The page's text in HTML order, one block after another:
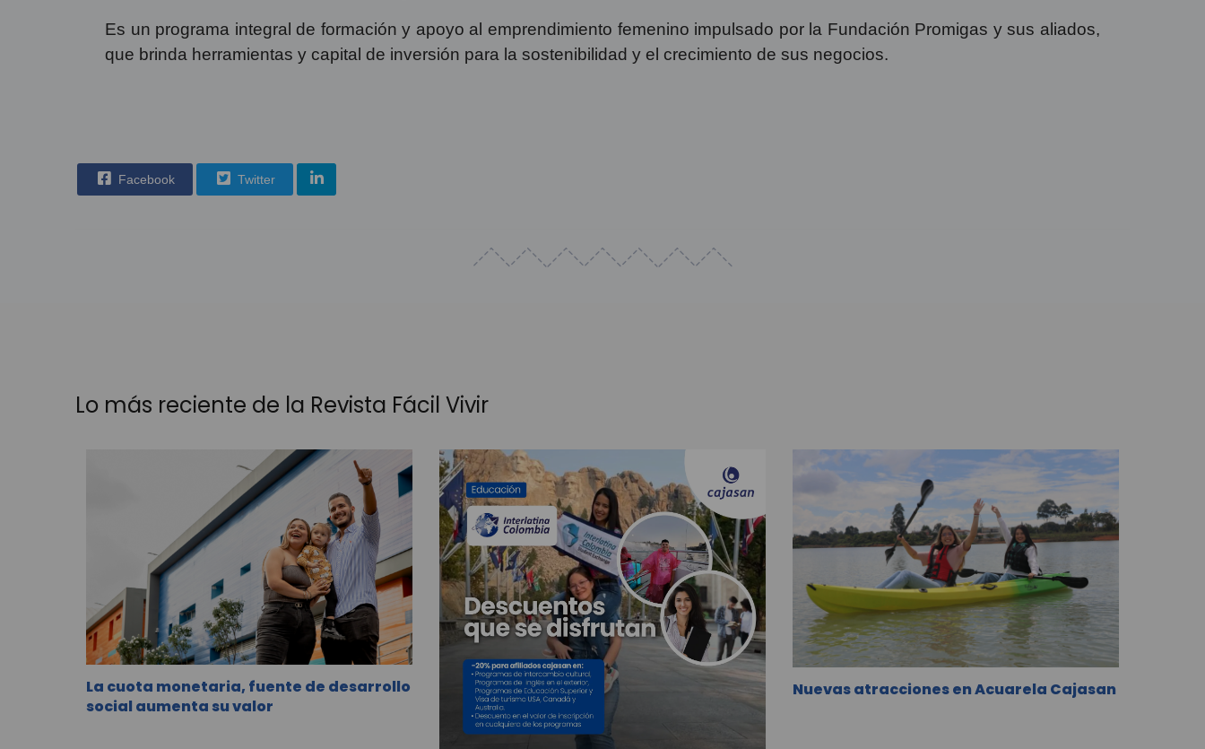
Es un programa integral de formación y apoyo al emprendimiento femenino impulsado por la Fundación Promigas y sus aliados,
que brinda herramientas y capital de inversión para la sostenibilidad y el crecimiento de sus negocios.
Facebook Twitter
Lo más reciente de la Revista Fácil Vivir
La cuota monetaria, fuente de desarrollo
social aumenta su valor
Nuevas atracciones en Acuarela Cajasan